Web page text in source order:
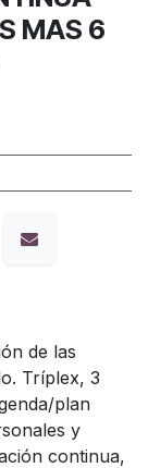
MAS 6
de las
Tríplex, 3
plan
y
continua,